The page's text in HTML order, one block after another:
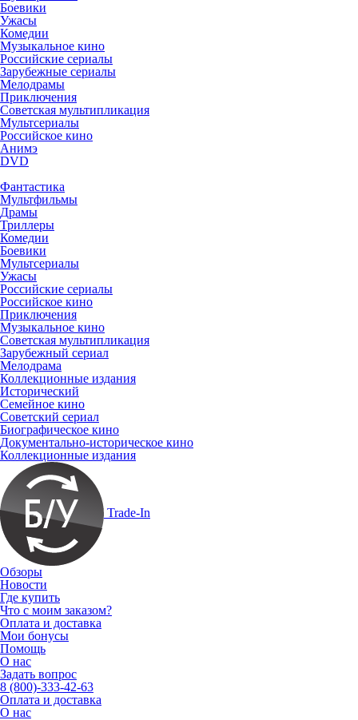
Боевики
Ужасы
Комедии
Музыкальное кино
Российские сериалы
Зарубежные сериалы
Мелодрамы
Приключения
Советская мультипликация
Мультсериалы
Российское кино
Анимэ
DVD
Фантастика
Мультфильмы
Драмы
Триллеры
Комедии
Боевики
Мультсериалы
Ужасы
Российские сериалы
Российское кино
Приключения
Музыкальное кино
Советская мультипликация
Зарубежный сериал
Мелодрама
Коллекционные издания
Исторический
Семейное кино
Советский сериал
Биографическое кино
Документально-историческое кино
Коллекционные издания
Trade-In
Обзоры
Новости
Где купить
Что с моим заказом?
Оплата и доставка
Мои бонусы
Помощь
О нас
Задать вопрос
8 (800)-333-42-63
Оплата и доставка
О нас